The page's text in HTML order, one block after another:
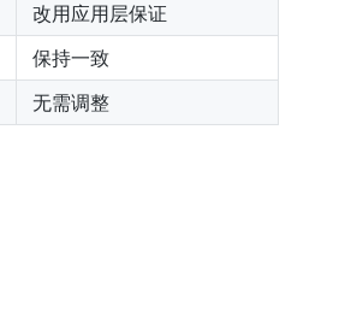
改用应用层保证
保持一致
无需调整